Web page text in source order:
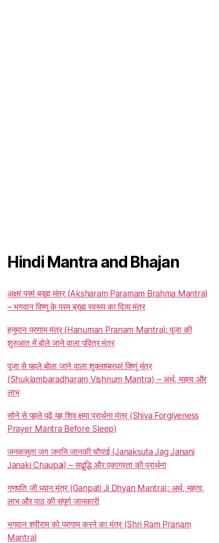
Hindi Mantra and Bhajan
अक्षरं परमं ब्रह्म मंत्र (Aksharam Paramam Brahma Mantra)
– भगवान विष्णु के परम ब्रह्म स्वरूप का दिव्य मंत्र
हनुमान प्रणाम मंत्र (Hanuman Pranam Mantra): पूजा की
शुरुआत में बोले जाने वाला पवित्र मंत्र
पूजा से पहले बोला जाने वाला शुक्लाम्बरधरं विष्णुं मंत्र
(Shuklambaradharam Vishnum Mantra) – अर्थ, महत्व और
लाभ
सोने से पहले पढ़ें यह शिव क्षमा प्रार्थना मंत्र (Shiva Forgiveness
Prayer Mantra Before Sleep)
जनकसुता जग जननि जानकी चौपाई (Janaksuta Jag Janani
Janaki Chaupai) – सद्बुद्धि और एकाग्रता की प्रार्थना
गणपति जी ध्यान मंत्र (Ganpati Ji Dhyan Mantra): अर्थ, महत्व,
लाभ और पाठ की संपूर्ण जानकारी
भगवान श्रीराम को प्रणाम करने का मंत्र (Shri Ram Pranam
Mantra)